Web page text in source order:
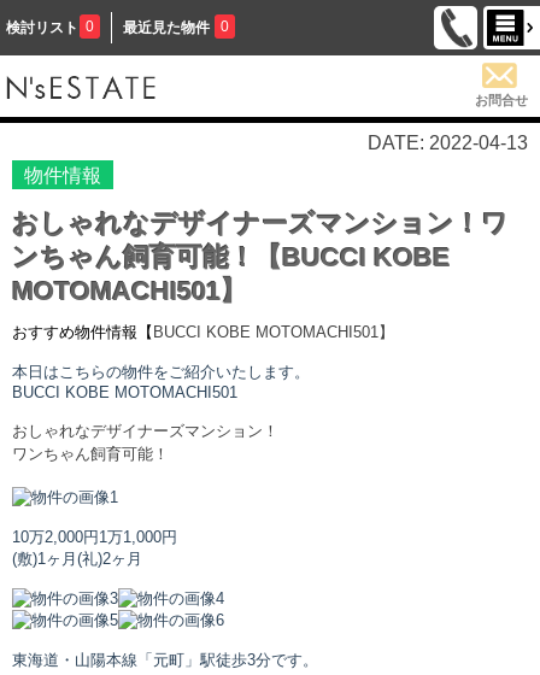
検討リスト 0 最近見た物件 0
お問合せ
DATE: 2022-04-13
物件情報
おしゃれなデザイナーズマンション！ワ
ンちゃん飼育可能！【BUCCI KOBE
MOTOMACHI501】
おすすめ物件情報【 BUCCI KOBE MOTOMACHI 501】
本日はこちらの物件をご紹介いたします。
BUCCI KOBE MOTOMACHI 501
おしゃれなデザイナーズマンション！
ワンちゃん飼育可能！
10万2,000円 1万1,000円
(敷)1ヶ月 (礼)2ヶ月
東海道・山陽本線「元町」駅徒歩3分です。